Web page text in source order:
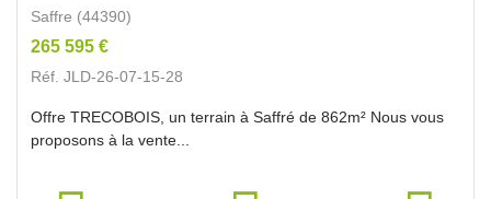
Saffre (44390)
265 595 €
Réf. JLD-26-07-15-28
Offre TRECOBOIS, un terrain à Saffré de 862m² Nous vous
proposons à la vente...